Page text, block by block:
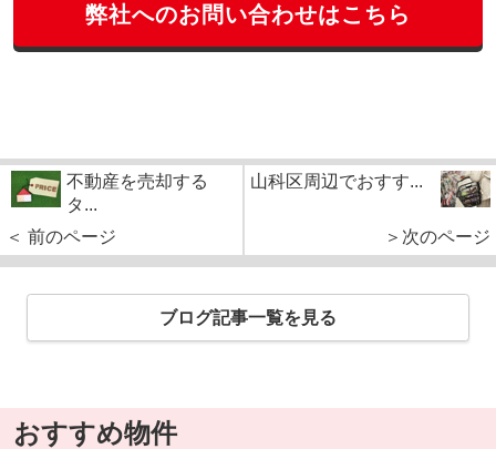
弊社へのお問い合わせはこちら
不動産を売却する
タ...
＜ 前のページ
山科区周辺でおすす...
＞次のページ
ブログ記事一覧を見る
おすすめ物件